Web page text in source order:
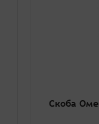
Скоба